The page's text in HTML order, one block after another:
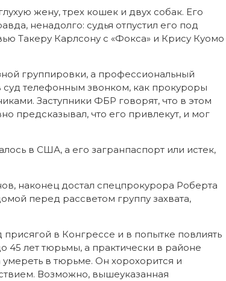
жену, трех кошек и двух собак. Его
ненадолго: судья отпустил его под
Такеру Карлсону с «Фокса» и Крису Куомо
группировки, а профессиональный
суд телефонным звонком, как прокуроры
Заступники ФБР говорят, что в этом
предсказывал, что его привлекут, и мог
в США, а его загранпаспорт или истек,
наконец достал спецпрокурора Роберта
перед рассветом группу захвата,
в Конгрессе и в попытке повлиять
45 лет тюрьмы, а практически в районе
в тюрьме. Он хорохорится и
Возможно, вышеуказанная